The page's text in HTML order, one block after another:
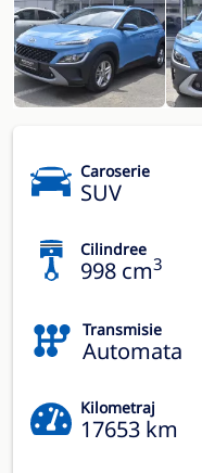
Caroserie
SUV
Cilindree
998 cm3
Transmisie
Automata
Kilometraj
17653 km